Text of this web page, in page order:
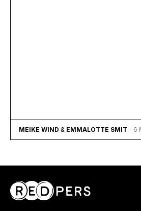
MEIKE WIND & EMMALOTTE SMIT - 6